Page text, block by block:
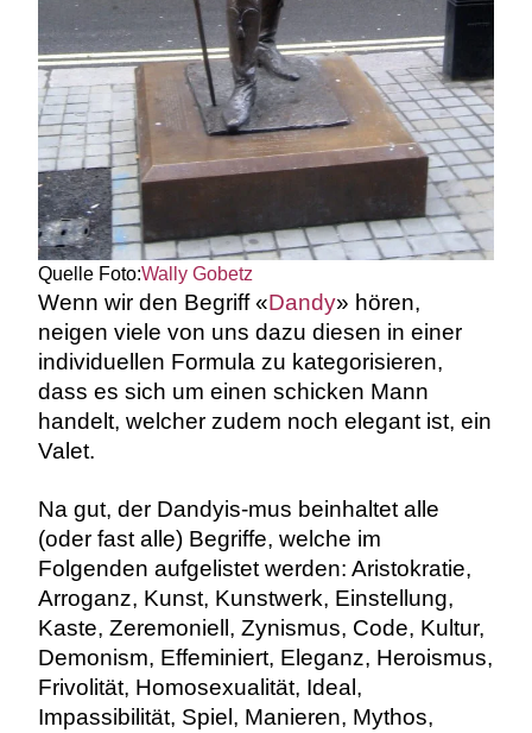
Quelle Foto:Wally Gobetz
Wenn wir den Begriff «Dandy» hören,
neigen viele von uns dazu diesen in einer
individuellen Formula zu kategorisieren,
dass es sich um einen schicken Mann
handelt, welcher zudem noch elegant ist, ein
Valet.
Na gut, der Dandyis-mus beinhaltet alle
(oder fast alle) Begriffe, welche im
Folgenden aufgelistet werden: Aristokratie,
Arroganz, Kunst, Kunstwerk, Einstellung,
Kaste, Zeremoniell, Zynismus, Code, Kultur,
Demonism, Effeminiert, Eleganz, Heroismus,
Frivolität, Homosexualität, Ideal,
Impassibilität, Spiel, Manieren, Mythos,